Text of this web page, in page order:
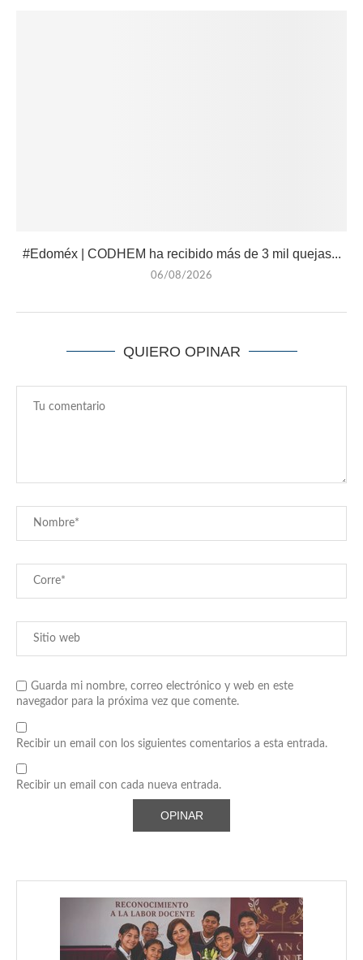
#Edoméx | CODHEM ha recibido más de 3 mil quejas...
06/08/2026
QUIERO OPINAR
Guarda mi nombre, correo electrónico y web en este
navegador para la próxima vez que comente.
Recibir un email con los siguientes comentarios a esta entrada.
Recibir un email con cada nueva entrada.